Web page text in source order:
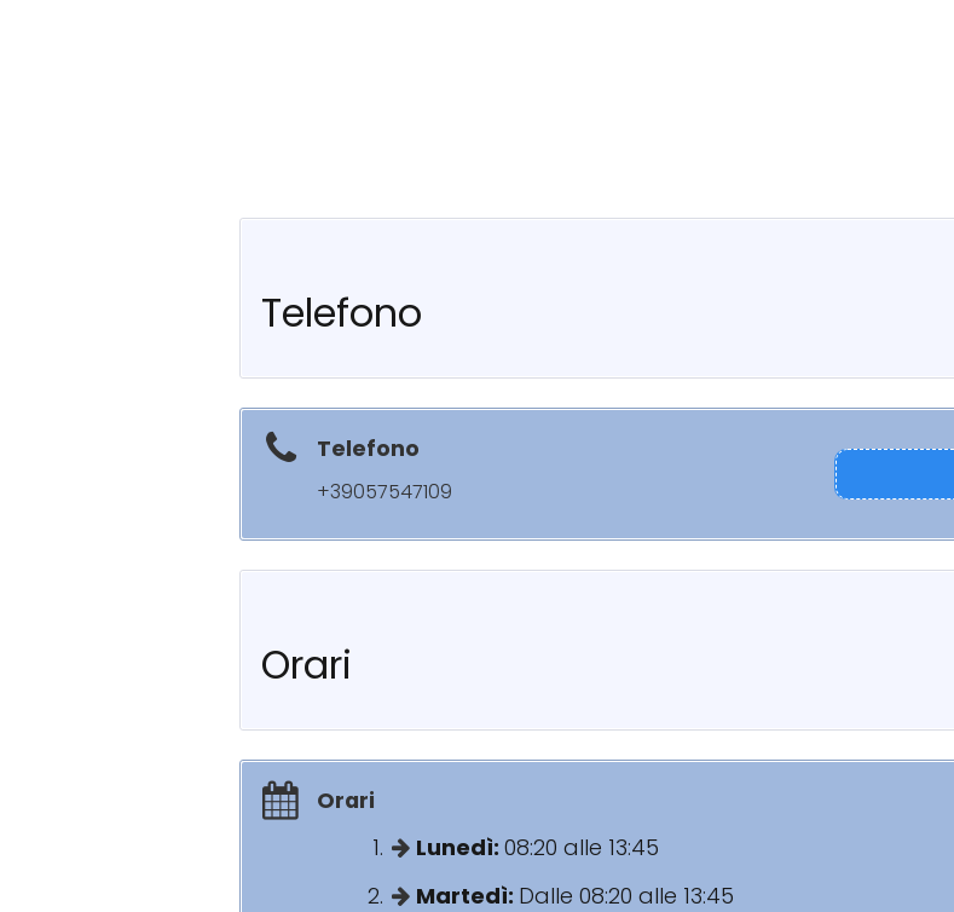
Telefono
Telefono
+39057547109
Orari
Orari
Lunedì: 08:20 alle 13:45
Martedì: Dalle 08:20 alle 13:45